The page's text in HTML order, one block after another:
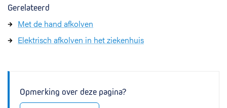
Gerelateerd
Met de hand afkolven
Elektrisch afkolven in het ziekenhuis
Opmerking over deze pagina?